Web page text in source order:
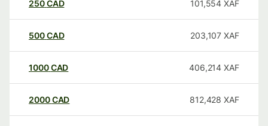
250CAD 101,554 XAF
500CAD 203,107 XAF
1000CAD 406,214 XAF
2000CAD 812,428 XAF